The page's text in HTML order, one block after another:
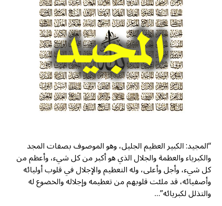
“المجيد: الكبير العظيم الجليل، وهو الموصوف بصفات المجد
والكبرياء والعظمة والجلال الذي هو أكبر من كل شيء، وأعظم من
كل شيء، وأجل وأعلى، وله التعظيم والإجلال في قلوب أوليائه
وأصفيائه، قد ملئت قلوبهم من تعظيمه وإجلاله والخضوع له
والتذلل لكبريائه”…